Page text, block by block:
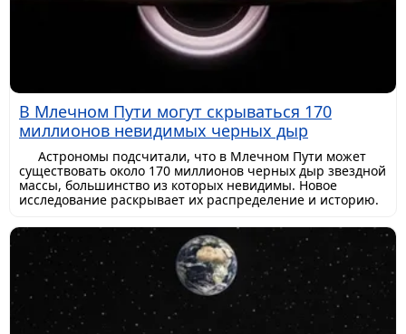
В Млечном Пути могут скрываться 170
миллионов невидимых черных дыр
Астрономы подсчитали, что в Млечном Пути может
существовать около 170 миллионов черных дыр звездной
массы, большинство из которых невидимы. Новое
исследование раскрывает их распределение и историю.